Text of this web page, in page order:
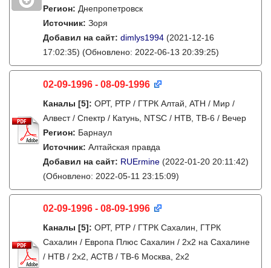
Регион: Днепропетровск
Источник: Зоря
Добавил на сайт: dimlys1994 (2021-12-16
17:02:35) (Обновлено: 2022-06-13 20:39:25)
02-09-1996 - 08-09-1996
Каналы [5]: ОРТ, РТР / ГТРК Алтай, АТН / Мир /
Алвест / Спектр / Катунь, NTSC / НТВ, ТВ-6 / Вечер
Регион: Барнаул
Источник: Алтайская правда
Добавил на сайт: RUErmine (2022-01-20 20:11:42)
(Обновлено: 2022-05-11 23:15:09)
02-09-1996 - 08-09-1996
Каналы [5]: ОРТ, РТР / ГТРК Сахалин, ГТРК
Сахалин / Европа Плюс Сахалин / 2х2 на Сахалине
/ НТВ / 2х2, АСТВ / ТВ-6 Москва, 2х2